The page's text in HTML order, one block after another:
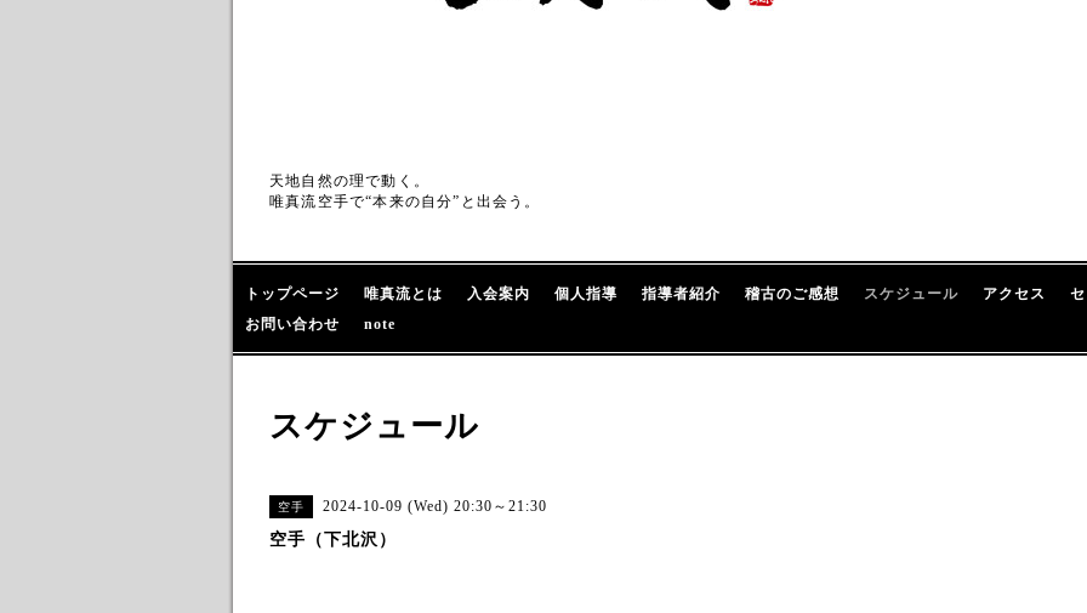
天地自然の理で動く。
唯真流空手で“本来の自分”と出会う。
トップページ 唯真流とは 入会案内 個人指導 指導者紹介 稽古のご感想 スケジュール アクセス
お問い合わせ
note
スケジュール
空手 2024-10-09 (Wed) 20:30～21:30
空手（下北沢）